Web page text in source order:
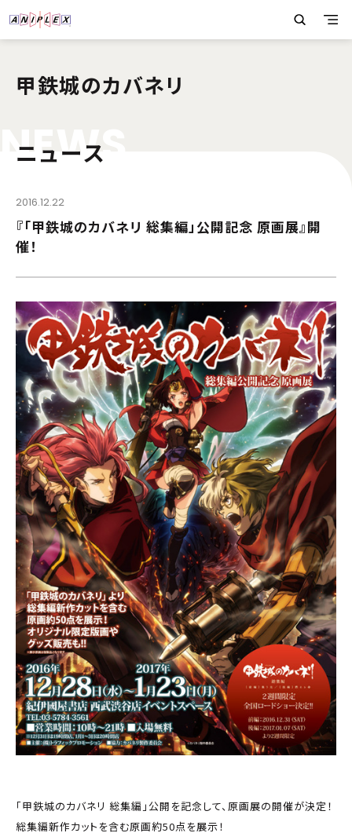
甲鉄城のカバネリ
NEWS
ニュース
2016.12.22
『「甲鉄城のカバネリ 総集編」公開記念 原画展』開
催！
「甲鉄城のカバネリ 総集編」公開を記念して、原画展の開催が決定！
総集編新作カットを含む原画約50点を展示！